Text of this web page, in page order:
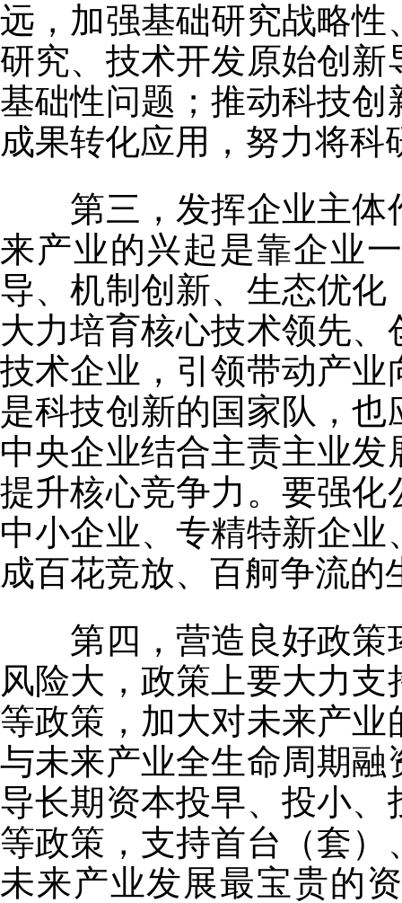
远，加强基础研究战略
研究、技术开发原始创
基础性问题；推动科技
成果转化应用，努力将
第三，发挥企业主体
来产业的兴起是靠企业
导、机制创新、生态优
大力培育核心技术领先
技术企业，引领带动产
是科技创新的国家队，
中央企业结合主责主业
提升核心竞争力。要强
中小企业、专精特新企
成百花竞放、百舸争流的
第四，营造良好政策
风险大，政策上要大力
等政策，加大对未来产
与未来产业全生命周期
导长期资本投早、投小
等政策，支持首台（套
未来产业发展最宝贵的